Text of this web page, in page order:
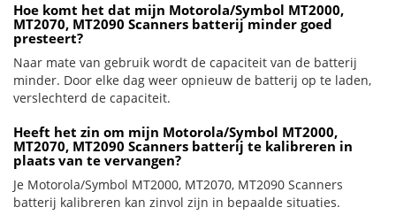
Hoe komt het dat mijn Motorola/Symbol MT2000,
MT2070, MT2090 Scanners batterij minder goed
presteert?
Naar mate van gebruik wordt de capaciteit van de batterij
minder. Door elke dag weer opnieuw de batterij op te laden,
verslechterd de capaciteit.
Heeft het zin om mijn Motorola/Symbol MT2000,
MT2070, MT2090 Scanners batterij te kalibreren in
plaats van te vervangen?
Je Motorola/Symbol MT2000, MT2070, MT2090 Scanners
batterij kalibreren kan zinvol zijn in bepaalde situaties.